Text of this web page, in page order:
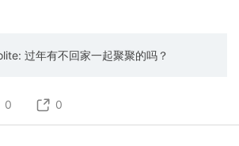
过年有不回家一起聚聚的吗？
0 0